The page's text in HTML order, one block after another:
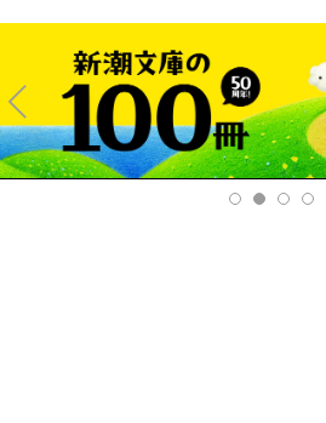
Pre
v